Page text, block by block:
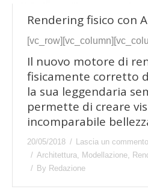
Rendering fisico con
Il nuovo motore di
fisicamente corretto
la sua leggendaria
permette di creare
incomparabile
20/05/2018
Lascia un commento
Architettura, Modellazione,
By Redazione